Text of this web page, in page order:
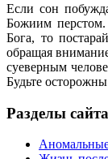
Если сон
Божиим
Бога, то
обращая
суеверным
Будьте
Разделы сайта